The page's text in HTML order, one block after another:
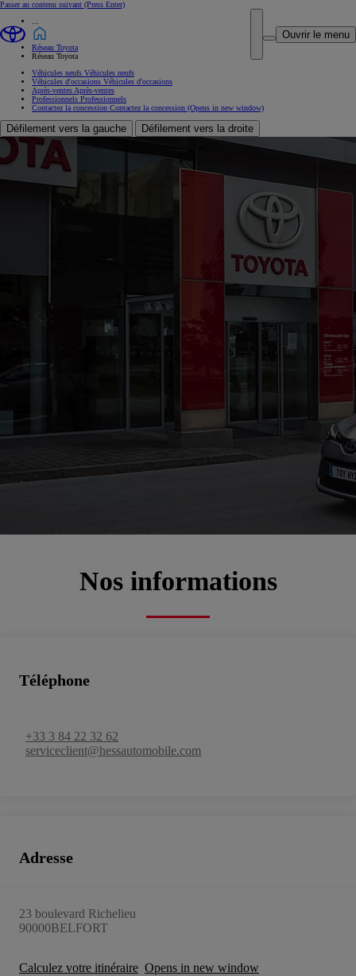
Passer au contenu suivant (Press Enter)
Ouvrir le menu
Réseau Toyota
Réseau Toyota
Véhicules neufs Véhicules neufs
Véhicules d'occasions Véhicules d'occasions
Après-ventes Après-ventes
Professionnels Professionnels
Contactez la concession Contactez la concession (Opens in new window)
Défilement vers la gauche Défilement vers la droite
AUTOMOBILES Belfort
Service commercial, Atelier, Pièces de rechange, Toyota rent cars, Véhicules d'occasion
Nos informations
Téléphone
+33 3 84 22 32 62
serviceclient@hessautomobile.com
Adresse
23 boulevard Richelieu
90000BELFORT
Calculez votre itinéraire Opens in new window